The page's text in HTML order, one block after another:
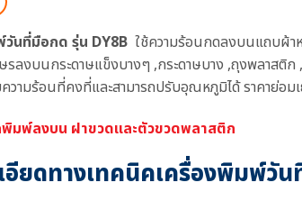
วันที่มือกด รุ่น DY8B ใช้ความร้อนกดลงบนแถบผ้า
ลงบนกระดาษแข็งบางๆ ,กระดาษบาง ,ถุงพลาสติ
วามร้อนที่คงที่และสามารถปรับอุณหภูมิได้ ราคาย่อม
พิมพ์ลงบน ฝาขวดและตัวขวดพลาสติก
อียดทางเทคนิคเครื่องพิมพ์วั